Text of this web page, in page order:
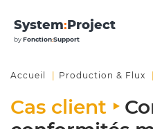
System:Project
byFonction:Support
Accueil Production & Flux
Cas client ‣